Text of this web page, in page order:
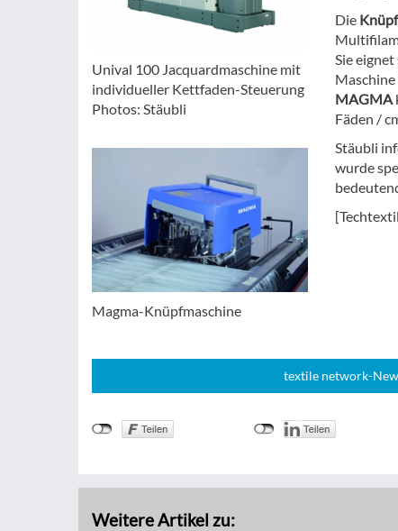
Unival 100 Jacquardmaschine mit
individueller Kettfaden-Steuerung
Photos: Stäubli
Magma-Knüpfmaschine
Die
Sie
MAGMA
Fäden /
Stäubli
wurde
textile network-
Weitere Artikel zu: